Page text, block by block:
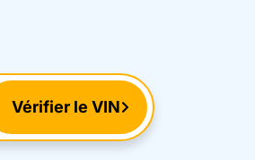
Vérifier le VIN